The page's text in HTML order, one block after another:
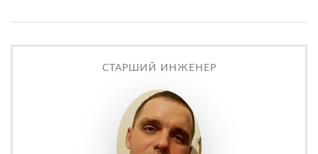
СТАРШИЙ ИНЖЕНЕР